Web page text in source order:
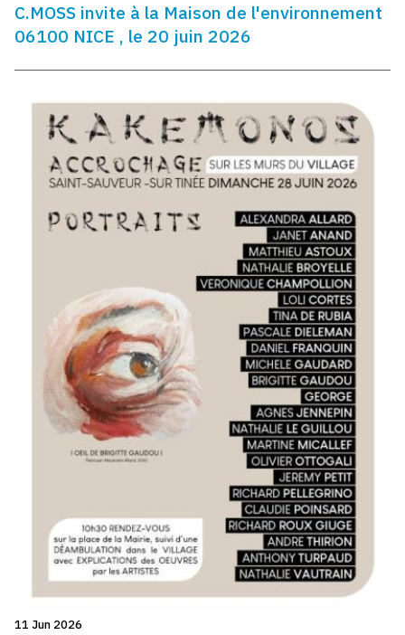
C.MOSS invite à la Maison de l'environnement
06100 NICE , le 20 juin 2026
11 Jun 2026